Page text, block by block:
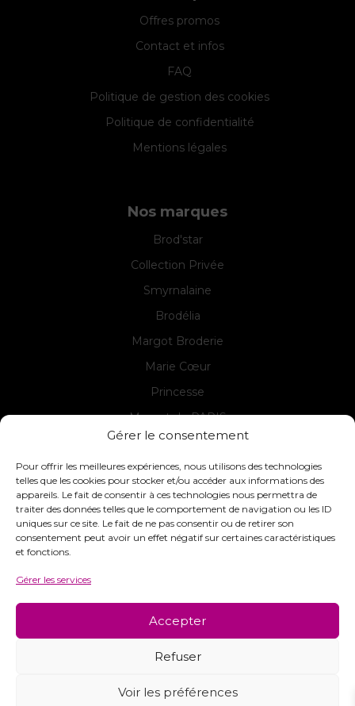
Gérer le consentement
Pour offrir les meilleures expériences, nous utilisons des technologies
telles que les cookies pour stocker et/ou accéder aux informations des
appareils. Le fait de consentir à ces technologies nous permettra de
traiter des données telles que le comportement de navigation ou les ID
uniques sur ce site. Le fait de ne pas consentir ou de retirer son
consentement peut avoir un effet négatif sur certaines caractéristiques
et fonctions.
Gérer les services
Accepter
Refuser
Voir les préférences
Offres promos
Contact et infos
FAQ
Politique de gestion des cookies
Politique de confidentialité
Mentions légales
Nos marques
Brod'star
Collection Privée
Smyrnalaine
Brodélia
Margot Broderie
Marie Cœur
Princesse
Margot de PARIS
Seg de PARIS
Contact
INTERSTISS
commandes@interstiss.com